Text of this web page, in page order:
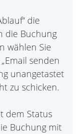
die
die Buchung
wählen Sie
senden
unangetastet
zu schicken.
dem Status
Buchung mit